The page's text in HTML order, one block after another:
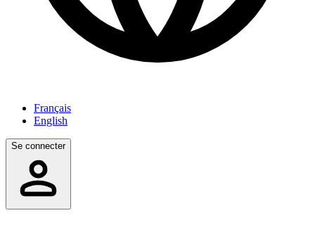
Français
English
Se connecter